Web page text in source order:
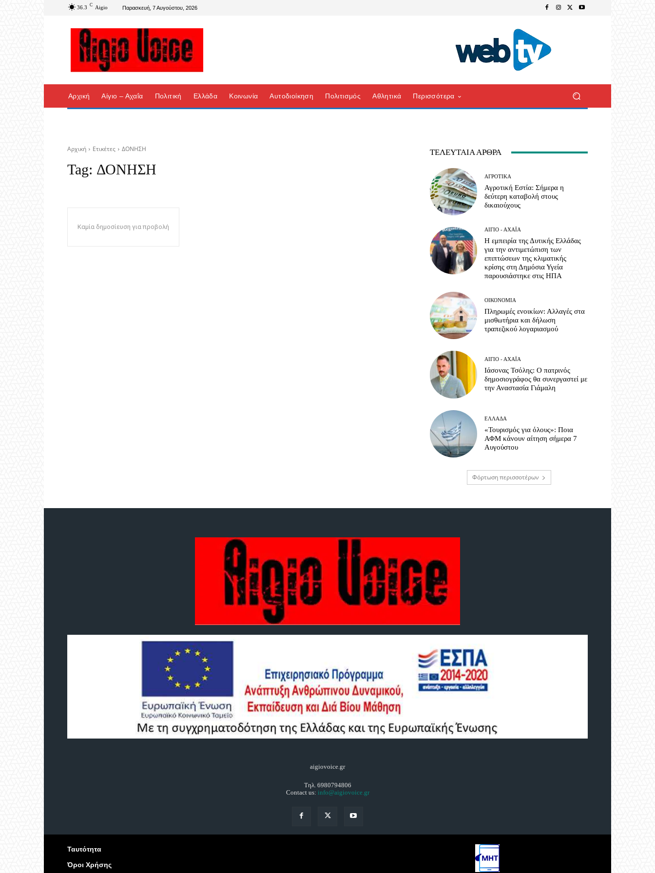
36.3 C Aigio Παρασκευή, 7 Αυγούστου, 2026
Αρχική Αίγιο – Αχαΐα Πολιτική Ελλάδα Κοινωνία Αυτοδιοίκηση Πολιτισμός Αθλητικά Περισσότερα
Αρχική Ετικέτες ΔΟΝΗΣΗ
Tag: ΔΟΝΗΣΗ
Καμία δημοσίευση για προβολή
ΤΕΛΕΥΤΑΊΑ ΆΡΘΡΑ
ΑΓΡΟΤΙΚΆ
Αγροτική Εστία: Σήμερα η
δεύτερη καταβολή στους
δικαιούχους
ΑΊΓΙΟ - ΑΧΑΪ́Α
Η εμπειρία της Δυτικής Ελλάδας
για την αντιμετώπιση των
επιπτώσεων της κλιματικής
κρίσης στη Δημόσια Υγεία
παρουσιάστηκε στις ΗΠΑ
ΟΙΚΟΝΟΜΊΑ
Πληρωμές ενοικίων: Αλλαγές στα
μισθωτήρια και δήλωση
τραπεζικού λογαριασμού
ΑΊΓΙΟ - ΑΧΑΪ́Α
Ιάσονας Τσόλης: Ο πατρινός
δημοσιογράφος θα συνεργαστεί με
την Αναστασία Γιάμαλη
ΕΛΛΆΔΑ
«Τουρισμός για όλους»: Ποια
ΑΦΜ κάνουν αίτηση σήμερα 7
Αυγούστου
Φόρτωση περισσοτέρων
aigiovoice.gr
Τηλ. 6980794806
Contact us: info@aigiovoice.gr
Ταυτότητα
Όροι Χρήσης